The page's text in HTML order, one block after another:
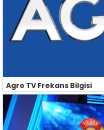
Agro TV Frekans Bilgisi